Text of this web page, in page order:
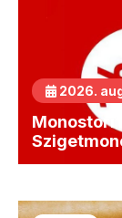
2026.
Monostori